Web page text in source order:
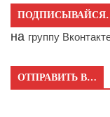
на группу
ОТПРАВИТЬ В…